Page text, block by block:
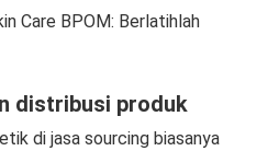
Care BPOM: Berlatihlah
distribusi produk
di jasa sourcing biasanya